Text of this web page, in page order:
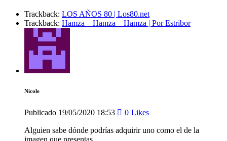
Trackback: LOS AÑOS 80 | Los80.net
Trackback: Hamza – Hamza – Hamza | Por Estribor
Nicole
Publicado 19/05/2020 18:53 0 Likes
Alguien sabe dónde podrías adquirir uno como el de la
imagen que presentas